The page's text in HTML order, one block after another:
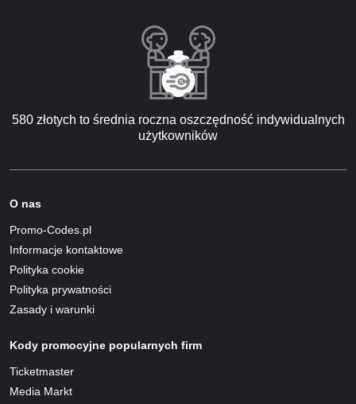
580 złotych to średnia roczna oszczędność indywidualnych
użytkowników
O nas
Promo-Codes.pl
Informacje kontaktowe
Polityka cookie
Polityka prywatności
Zasady i warunki
Kody promocyjne popularnych firm
Ticketmaster
Media Markt